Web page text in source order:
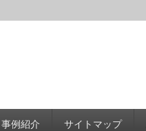
事例紹介 サイトマップ